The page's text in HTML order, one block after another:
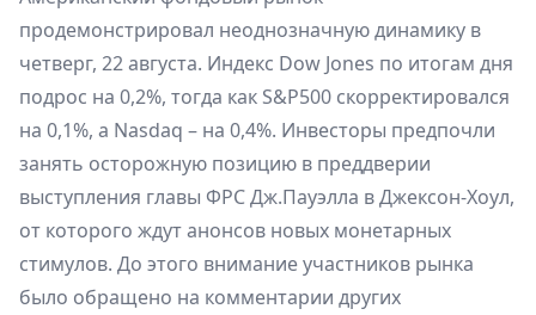
продемонстрировал неоднозначную динамику в
четверг, 22 августа. Индекс Dow Jones по итогам дня
подрос на 0,2%, тогда как S&P500 скорректировался
на 0,1%, а Nasdaq – на 0,4%. Инвесторы предпочли
занять осторожную позицию в преддверии
выступления главы ФРС Дж.Пауэлла в Джексон-Хоул,
от которого ждут анонсов новых монетарных
стимулов. До этого внимание участников рынка
было обращено на комментарии других